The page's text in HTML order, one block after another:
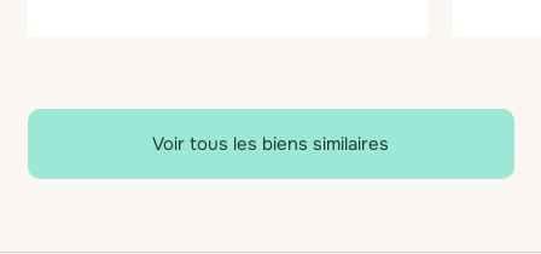
Voir tous les biens similaires